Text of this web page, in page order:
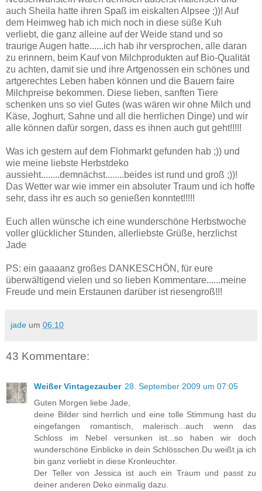
auch Sheila hatte ihren Spaß im eiskalten Alpsee ;))! Auf
dem Heimweg hab ich mich noch in diese süße Kuh
verliebt, die ganz alleine auf der Weide stand und so
traurige Augen hatte......ich hab ihr versprochen, alle daran
zu erinnern, beim Kauf von Milchprodukten auf Bio-Qualität
zu achten, damit sie und ihre Artgenossen ein schönes und
artgerechtes Leben haben können und die Bauern faire
Milchpreise bekommen. Diese lieben, sanften Tiere
schenken uns so viel Gutes (was wären wir ohne Milch und
Käse, Joghurt, Sahne und all die herrlichen Dinge) und wir
alle können dafür sorgen, dass es ihnen auch gut geht!!!!!
Was ich gestern auf dem Flohmarkt gefunden hab ;)) und
wie meine liebste Herbstdeko
aussieht........demnächst........beides ist rund und groß ;))!
Das Wetter war wie immer ein absoluter Traum und ich hoffe
sehr, dass ihr es auch so genießen konntet!!!!!
Euch allen wünsche ich eine wunderschöne Herbstwoche
voller glücklicher Stunden, allerliebste Grüße, herzlichst
Jade
PS: ein gaaaanz großes DANKESCHÖN, für eure
überwältigend vielen und so lieben Kommentare......meine
Freude und mein Erstaunen darüber ist riesengroß!!!
jade um 06:10
43 Kommentare:
Weißer Vintagezauber 28. September 2009 um 07:05
Guten Morgen liebe Jade,
deine Bilder sind herrlich und eine tolle Stimmung hast du
eingefangen romantisch, malerisch...auch wenn das
Schloss im Nebel versunken ist...so haben wir doch
wunderschöne Einblicke in dein Schlösschen.Du weißt ja ich
bin ganz verliebt in diese Kronleuchter.
Der Teller von Jessica ist auch ein Traum und passt zu
deiner anderen Deko einmalig dazu.